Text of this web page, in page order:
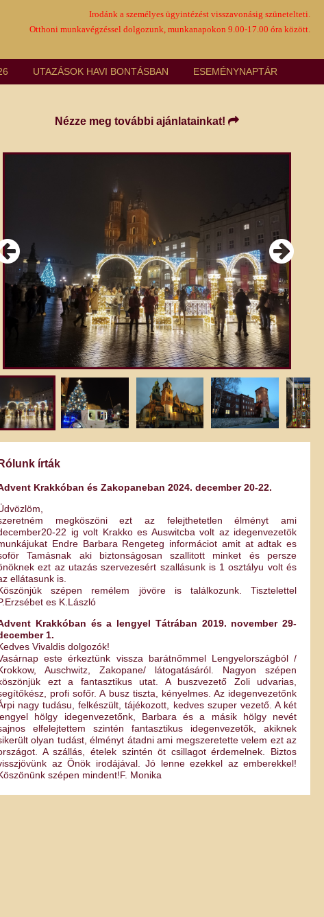
Irodánk a személyes ügyintézést visszavonásig szünetelteti.
Otthoni munkavégzéssel dolgozunk, munkanapokon 9.00-17.00 óra között.
UTAZÁSOK HAVI BONTÁSBAN ESEMÉNYNAPTÁR
Nézze meg további ajánlatainkat!
Rólunk írták
Krakkóban és Zakopaneban 2024. december 20-22.
megköszöni ezt az felejthetetlen élményt ami
22 ig volt Krakko es Auswitcba volt az idegenvezetök
Endre Barbara Rengeteg informáciot amit at adtak es
Tamásnak aki biztonságosan szallitott minket és persze
ezt az utazás szervezesért szallásunk is 1 osztályu volt és
ellátasunk is.
szépen remélem jövöre is találkozunk. Tisztelettel
es K.László
Krakkóban és a lengyel Tátrában 2019. november 29-
1.
Vivaldis dolgozók!
este érkeztünk vissza barátnőmmel Lengyelországból /
Auschwitz, Zakopane/ látogatásáról. Nagyon szépen
ezt a fantasztikus utat. A buszvezető Zoli udvarias,
profi sofőr. A busz tiszta, kényelmes. Az idegenvezetőnk
nagy tudásu, felkészült, tájékozott, kedves szuper vezető. A két
hölgy idegenvezetőnk, Barbara és a másik hölgy nevét
elfelejtettem szintén fantasztikus idegenvezetők, akiknek
olyan tudást, élményt átadni ami megszeretette velem ezt az
A szállás, ételek szintén öt csillagot érdemelnek. Biztos
az Önök irodájával. Jó lenne ezekkel az emberekkel!
szépen mindent!F. Monika